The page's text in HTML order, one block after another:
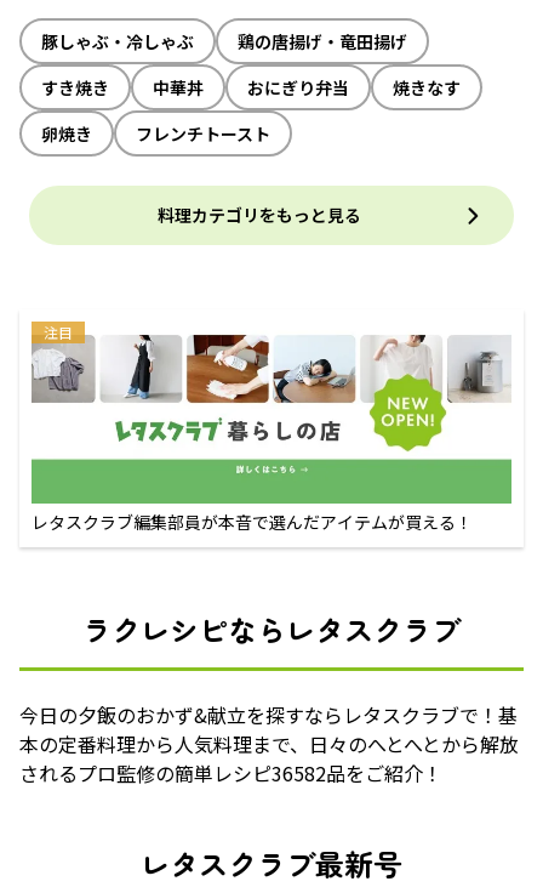
豚しゃぶ・冷しゃぶ
鶏の唐揚げ・竜田揚げ
すき焼き
中華丼 おにぎり弁当
焼きなす
卵焼き
フレンチトースト
料理カテゴリをもっと見る
注目
レタスクラブ編集部員が本音で選んだアイテムが買える！
ラクレシピならレタスクラブ
今日の夕飯のおかず&献立を探すならレタスクラブで！基
本の定番料理から人気料理まで、日々のへとへとから解放
されるプロ監修の簡単レシピ36582品をご紹介！
レタスクラブ最新号